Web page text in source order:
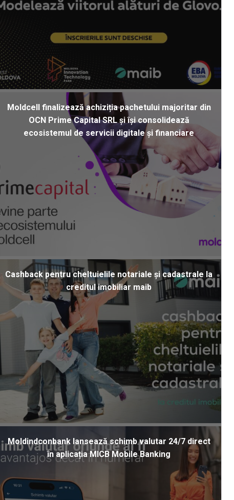
Moldcell finalizează achiziția pachetului majoritar din
OCN Prime Capital SRL și își consolidează
ecosistemul de servicii digitale și financiare
Cashback pentru cheltuielile notariale și cadastrale la
creditul imobiliar maib
Moldindconbank lansează schimb valutar 24/7 direct
în aplicația MICB Mobile Banking